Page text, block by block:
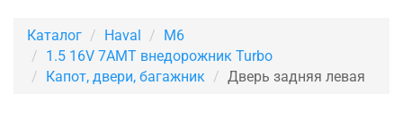
Каталог Haval
M6
1.5 16V 7AMT внедорожник Turbo
Капот, двери, багажник
Дверь задняя левая